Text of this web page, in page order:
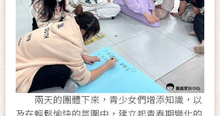
兩天的團體下來，青少女們增添知識，以
及在輕鬆愉快的氛圍中，建立起青春期變化的